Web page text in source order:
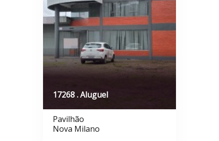
17268 . Aluguel
Pavilhão
Nova Milano